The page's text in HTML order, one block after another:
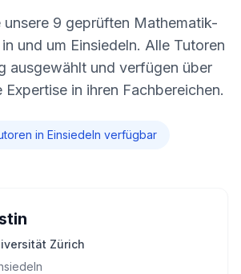
unsere 9 geprüften Mathematik-
und um Einsiedeln. Alle Tutoren
ausgewählt und verfügen über
Expertise in ihren Fachbereichen.
en in Einsiedeln verfügbar
Zürich